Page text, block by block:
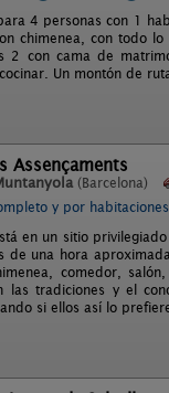
4 personas con 1
chimenea, con todo
2 con cama de
Un montón de
Assençaments
(Barcelona)
y por habitaciones
en un sitio
de una hora
comedor,
las tradiciones y el
si ellos así lo